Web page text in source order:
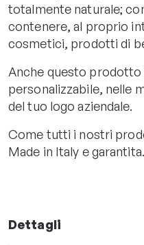
totalmente naturale;
contenere, al proprio
cosmetici, prodotti di
Anche questo
personalizzabile, nelle
del tuo logo aziendale.
Come tutti i nostri
Made in Italy e garantita.
Dettagli